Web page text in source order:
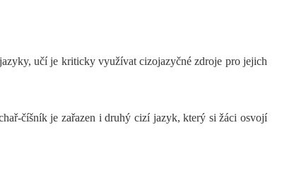
učí je kriticky využívat cizojazyčné zdroje pro jejich
číšník je zařazen i druhý cizí jazyk, který si žáci osvojí